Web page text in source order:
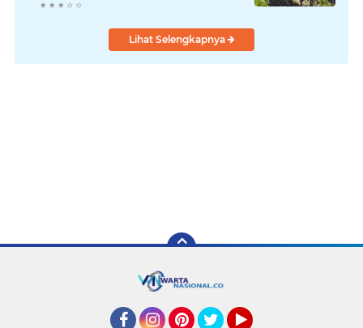
Lihat Selengkapnya